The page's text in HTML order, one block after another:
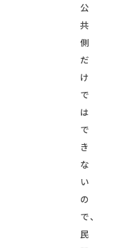
公
共
側
だ
け
で
は
で
き
な
い
の
で、
民